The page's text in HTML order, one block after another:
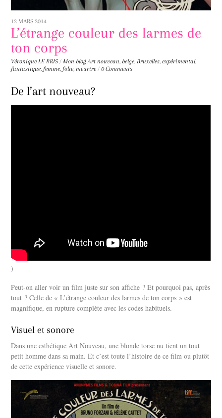
12 MARS 2014
L’étrange couleur des larmes de
ton corps
Véronique LE BRIS / Mon blog Art nouveau,belge,Bruxelles,expérimental,
fantastique, femme, folie,meurtre / 0 Comments
De l’art nouveau?
)
Peut-on aller voir un film juste sur son affiche ? Et pourquoi pas, après
tout ? Celle de « L’étrange couleur des larmes de ton corps » est
magnifique, en rupture complète avec les codes habituels.
Visuel et sonore
Dans une esthétique Art Nouveau, une blonde torse nu tient un tout
petit homme dans sa main. Et c’est toute l’histoire de ce film ou plutôt
de cette expérience visuelle et sonore.